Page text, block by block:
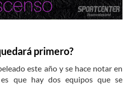
primero?
este año y se hace notar en
que hay dos equipos que se